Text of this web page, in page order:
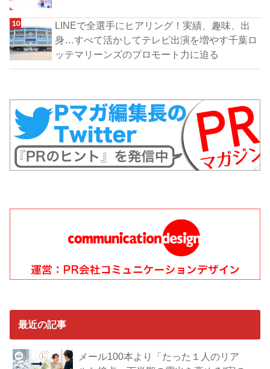
LINEで全選手にヒアリング！実績、趣味、出
身…すべて活かしてテレビ出演を増やす千葉ロ
ッテマリーンズのプロモート力に迫る
最近の記事
メール100本より「たった１人のリア